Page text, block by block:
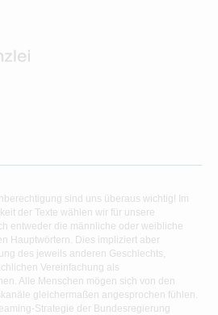
sind uns überaus wichtig! Im
der Texte wählen wir für unsere
entweder die männliche oder weibliche
Hauptwörtern. Dies impliziert aber
des jeweils anderen Geschlechts,
Vereinfachung als
Alle Menschen mögen sich von den
gleichermaßen angesprochen fühlen.
Strategie der Bundesregierung